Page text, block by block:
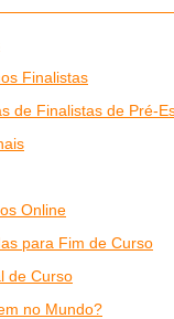
Finalistas
de Finalistas de Pré-
Online
para Fim de Curso
de Curso
no Mundo?